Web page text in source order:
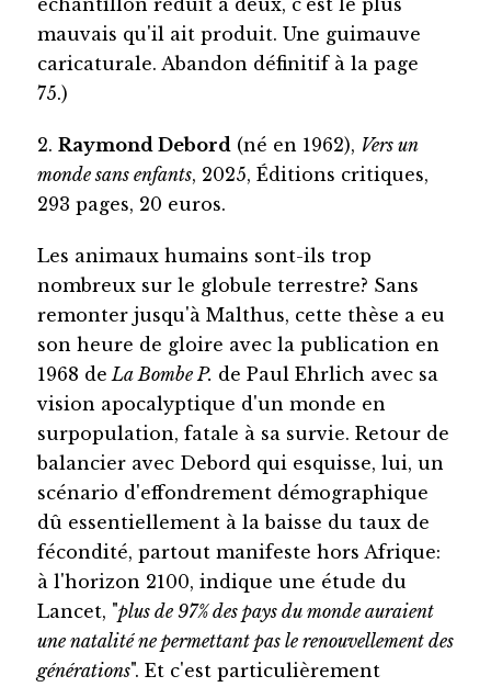
mauvais qu'il ait produit. Une guimauve
caricaturale. Abandon définitif à la page
75.)
2. Raymond Debord (né en 1962), Vers un
monde sans enfants, 2025, Éditions critiques,
293 pages, 20 euros.
Les animaux humains sont-ils trop
nombreux sur le globule terrestre? Sans
remonter jusqu'à Malthus, cette thèse a eu
son heure de gloire avec la publication en
1968 de La Bombe P. de Paul Ehrlich avec sa
vision apocalyptique d'un monde en
surpopulation, fatale à sa survie. Retour de
balancier avec Debord qui esquisse, lui, un
scénario d'effondrement démographique
dû essentiellement à la baisse du taux de
fécondité, partout manifeste hors Afrique:
à l'horizon 2100, indique une étude du
Lancet, "plus de 97% des pays du monde auraient
une natalité ne permettant pas le renouvellement des
générations". Et c'est particulièrement